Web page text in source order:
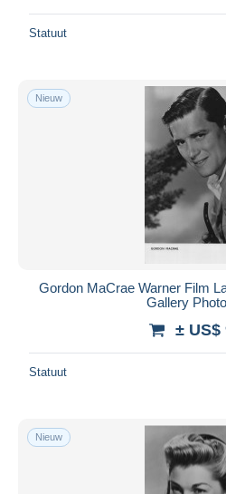
Statuut
Nieuw
Gordon MaCrae Warner Film
Gallery
± US$
Statuut
Nieuw